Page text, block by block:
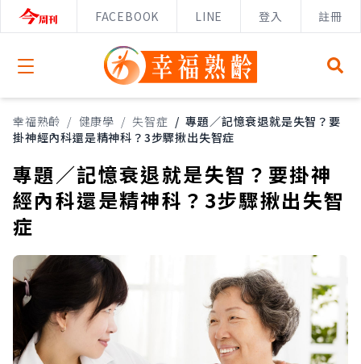
FACEBOOK LINE 登入 註冊
Open menu
幸福熟齡 / 健康學 / 失智症 / 專題／記憶衰退就是失智？要
掛神經內科還是精神科？3步驟揪出失智症
專題／記憶衰退就是失智？要掛神
經內科還是精神科？3步驟揪出失智
症